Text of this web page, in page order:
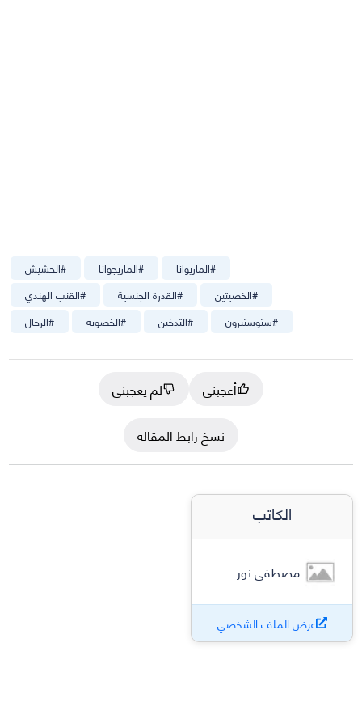
#الحشيش #الماريجوانا #الماريوانا
#القنب الهندي #القدرة الجنسية #الخصيتين
#الرجال #الخصوبة #التدخين #ستوستيرون
أعجبني
لم يعجبني
نسخ رابط المقالة
الكاتب
مصطفى نور
عرض الملف الشخصي